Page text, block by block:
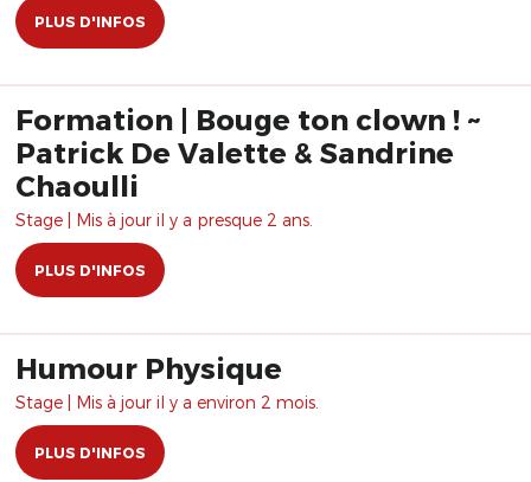
PLUS D'INFOS
Formation | Bouge ton clown ! ~
Patrick De Valette & Sandrine
Chaoulli
Stage | Mis à jour il y a presque 2 ans.
PLUS D'INFOS
Humour Physique
Stage | Mis à jour il y a environ 2 mois.
PLUS D'INFOS